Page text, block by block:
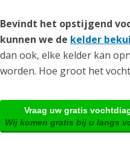
Bevindt het opstijgend
kunnen we de kelder
dan ook, elke kelder kan
worden. Hoe groot het
Vraag uw gratis
Wij komen gratis bij u langs